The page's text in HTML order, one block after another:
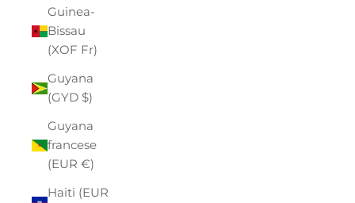
Guinea-
Bissau
(XOF Fr)
Guyana
(GYD $)
Guyana
francese
(EUR €)
Haiti (EUR